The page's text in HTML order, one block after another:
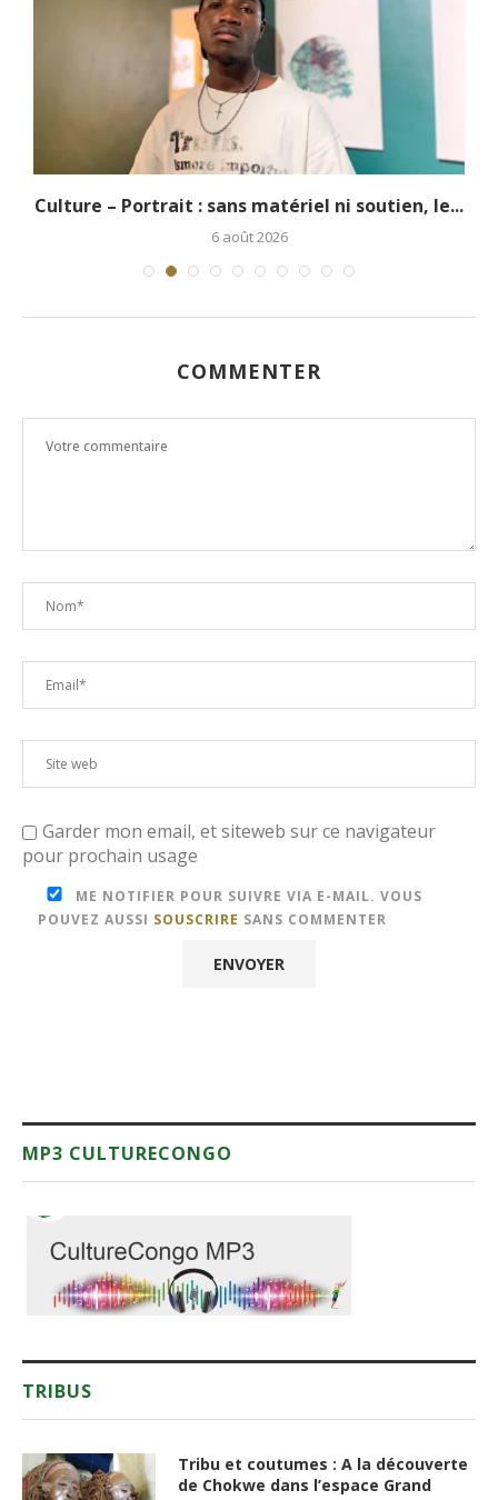
Culture – Portrait : sans matériel ni soutien, le...
6 août 2026
COMMENTER
Garder mon email, et siteweb sur ce navigateur
pour prochain usage
ME NOTIFIER POUR SUIVRE VIA E-MAIL. VOUS
POUVEZ AUSSI SOUSCRIRE SANS COMMENTER
MP3 CULTURECONGO
TRIBUS
Tribu et coutumes : A la découverte
de Chokwe dans l’espace Grand